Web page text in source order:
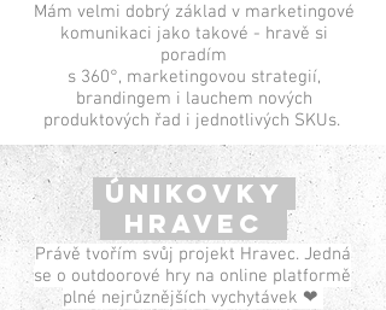
Mám velmi dobrý základ v marketingové
komunikaci jako takové - hravě si
poradím
s 360°, marketingovou strategií,
brandingem i lauchem nových
produktových řad i jednotlivých SKUs.
ÚNIKOVKY
HRAVEC
Právě tvořím svůj projekt Hravec. Jedná
se o outdoorové hry na online platformě
plné nejrůznějších vychytávek ❤